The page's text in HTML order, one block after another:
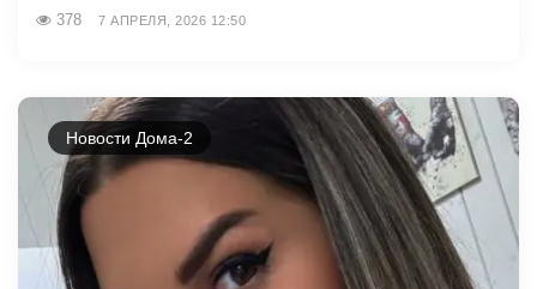
378 7 АПРЕЛЯ, 2026 12:50
Новости Дома-2